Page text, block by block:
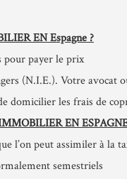
EN Espagne ?
pour payer le prix
(N.I.E.). Votre avocat
domicilier les frais de
EN
l’on peut assimiler à la
semestriels